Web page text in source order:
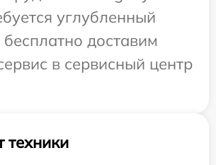
углубленный
доставим
в сервисный центр
техники